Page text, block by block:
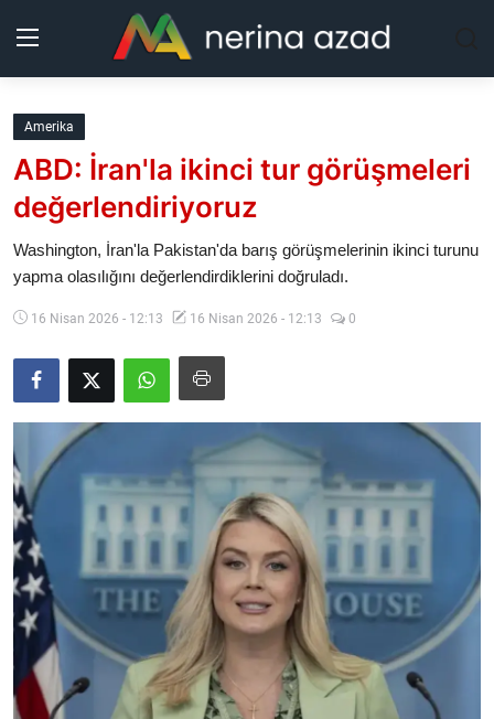
Kurdistan
Bölgeler
Güncel
Makaleler
Galeri
Video
Yazarlar
Arşiv
İletişim
Amerika
ABD: İran'la ikinci tur görüşmeleri
değerlendiriyoruz
Washington, İran'la Pakistan'da barış görüşmelerinin ikinci turunu
yapma olasılığını değerlendirdiklerini doğruladı.
16 Nisan 2026 - 12:13 16 Nisan 2026 - 12:13 0